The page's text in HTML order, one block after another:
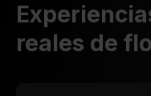
reales de